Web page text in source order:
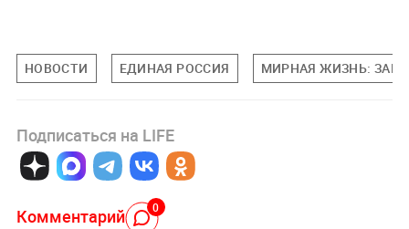
НОВОСТИ ЕДИНАЯ РОССИЯ МИРНАЯ ЖИЗНЬ:
Подписаться на LIFE
Комментарий 0